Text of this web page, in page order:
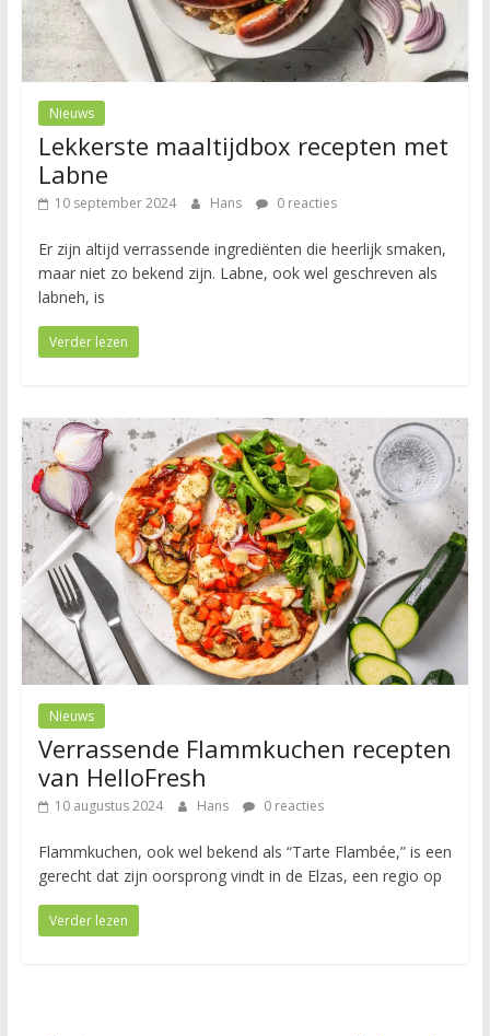
Nieuws
Lekkerste maaltijdbox recepten met
Labne
10 september 2024 Hans 0 reacties
Er zijn altijd verrassende ingrediënten die heerlijk smaken,
maar niet zo bekend zijn. Labne, ook wel geschreven als
labneh, is
Verder lezen
Nieuws
Verrassende Flammkuchen recepten
van HelloFresh
10 augustus 2024 Hans 0 reacties
Flammkuchen, ook wel bekend als “Tarte Flambée,” is een
gerecht dat zijn oorsprong vindt in de Elzas, een regio op
Verder lezen